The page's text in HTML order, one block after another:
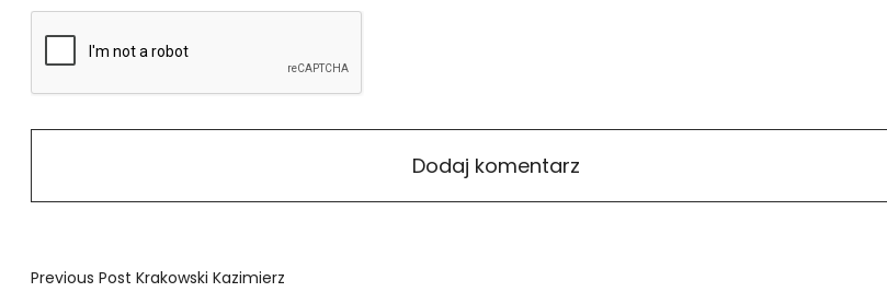
Previous Post Krakowski Kazimierz